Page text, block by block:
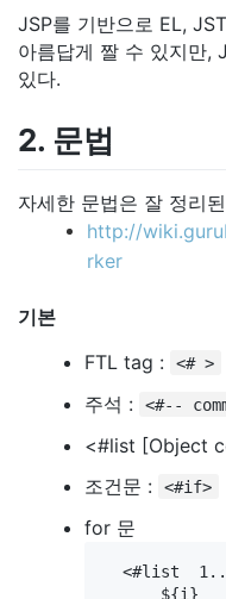
JSP를 기반으로 EL,
아름답게 짤 수 있지만,
있다.
2. 문법
자세한 문법은 잘 정리
http://
rker
기본
FTL tag :
<# >
주석 : <#--
<#list [Object
조건문 :
<#if>
for 문
<#list
      ${i}